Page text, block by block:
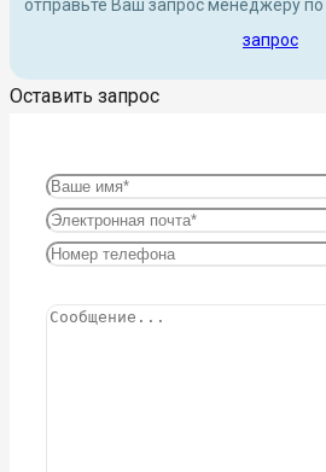
отправьте Ваш запрос менеджеру по
запрос
Оставить запрос